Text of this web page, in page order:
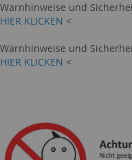
Warnhinweise und
HIER KLICKEN <
Warnhinweise und
HIER KLICKEN <